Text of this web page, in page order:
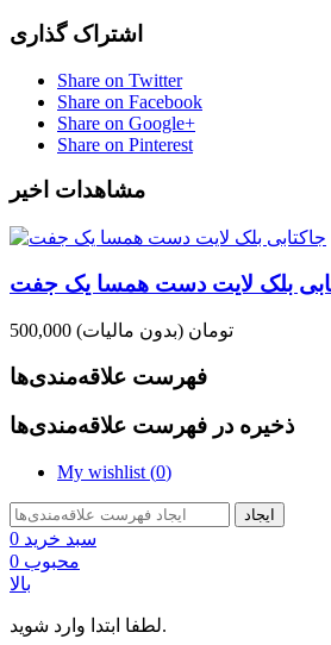
اشتراک گذاری
Share on Twitter
Share on Facebook
Share on Google+
Share on Pinterest
مشاهدات اخیر
بلک لایت دست همسا یک جفت
500,000 تومان (بدون مالیات)
فهرست علاقه‌مندی‌ها
ذخیره در فهرست علاقه‌مندی‌ها
My wishlist (0)
ایجاد
سبد خرید 0
محبوب 0
بالا
لطفا ابتدا وارد شوید.